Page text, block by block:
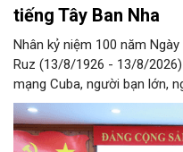
tiếng Tây Ban Nha
Nhân kỷ niệm 100 năm
Ruz (13/8/1926 - 13/8/
mạng Cuba, người bạn lớn,
Đảng, Nhà nước và nhân
Nhà xuất bản Chính trị quốc
giáo Trung ương tổ chức Lễ